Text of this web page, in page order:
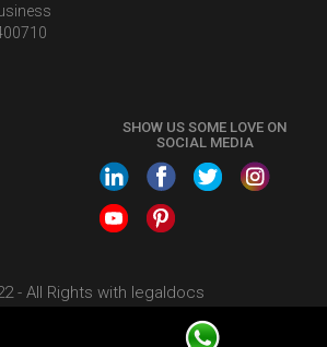
SHOW US SOME LOVE ON
SOCIAL MEDIA
- All Rights with legaldocs
Policy
Terms & Conditions